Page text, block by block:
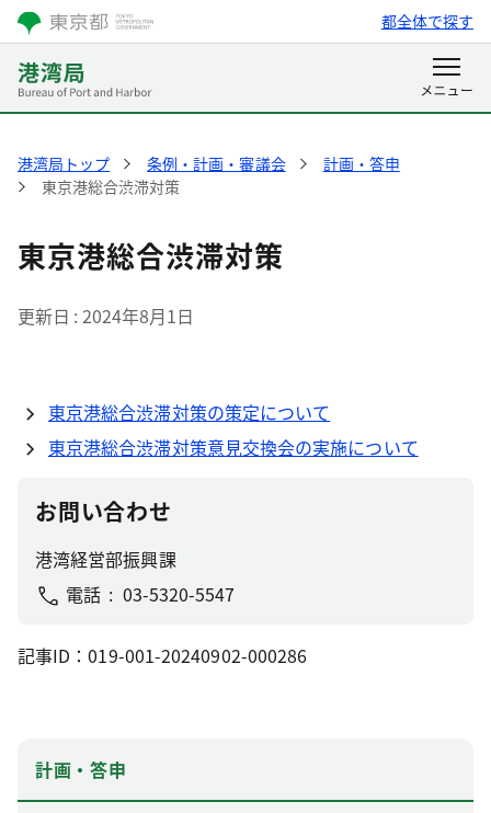
都全体で探す
港湾局トップ 条例・計画・審議会
計画・答申
東京港総合渋滞対策
東京港総合渋滞対策
更新日 2024年8月1日
東京港総合渋滞対策の策定について
東京港総合渋滞対策意見交換会の実施について
お問い合わせ
港湾経営部振興課
電話
03-5320-5547
記事ID：019-001-20240902-000286
計画・答申